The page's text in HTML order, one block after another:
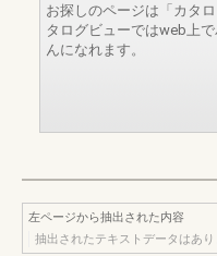
お探しのページは「カタ
タログビューではweb上
んになれます。
左ページから抽出された内容
抽出されたテキストデータはあり